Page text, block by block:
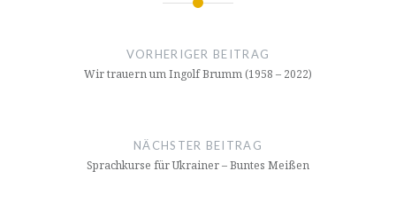
Beitragsnavigation
VORHERIGER BEITRAG
Wir trauern um Ingolf Brumm (1958 – 2022)
NÄCHSTER BEITRAG
Sprachkurse für Ukrainer – Buntes Meißen